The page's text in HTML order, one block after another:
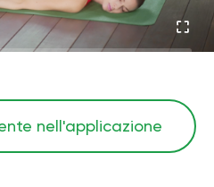
nell'applicazione